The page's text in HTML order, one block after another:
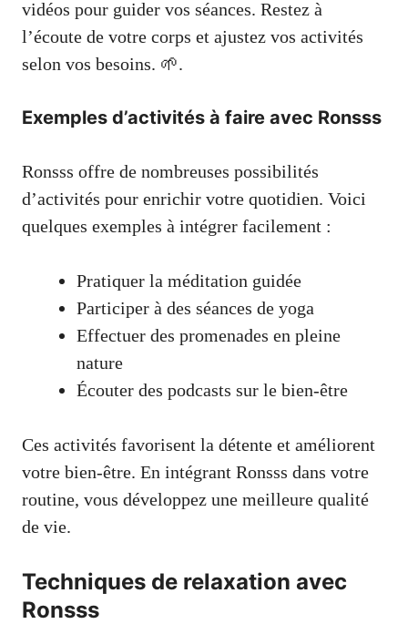
vidéos pour guider vos séances. Restez à
l’écoute de votre corps et ajustez vos activités
selon vos besoins. 🌱.
Exemples d’activités à faire avec Ronsss
Ronsss offre de nombreuses possibilités
d’activités pour enrichir votre quotidien. Voici
quelques exemples à intégrer facilement :
Pratiquer la méditation guidée
Participer à des séances de yoga
Effectuer des promenades en pleine
nature
Écouter des podcasts sur le bien-être
Ces activités favorisent la détente et améliorent
votre bien-être. En intégrant Ronsss dans votre
routine, vous développez une meilleure qualité
de vie.
Techniques de relaxation avec
Ronsss